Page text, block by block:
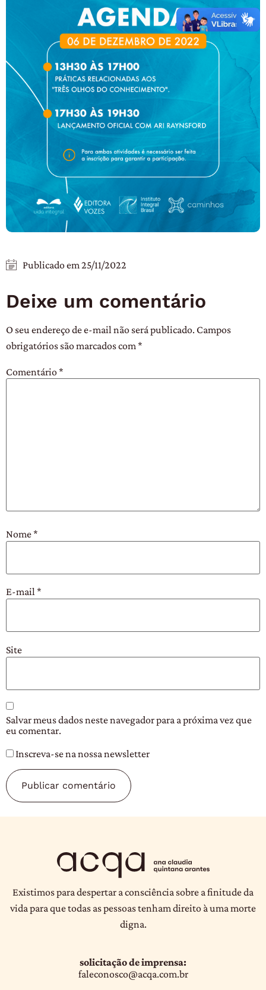
Publicado em 25/11/2022
Deixe um comentário
O seu endereço de e-mail não será publicado. Campos
obrigatórios são marcados com *
Comentário*
Nome*
E-mail*
Site
Salvar meus dados neste navegador para a próxima vez que
eu comentar.
Inscreva-se na nossa newsletter
Existimos para despertar a consciência sobre a finitude da
vida para que todas as pessoas tenham direito à uma morte
digna.
solicitação de imprensa:
faleconosco@acqa.com.br